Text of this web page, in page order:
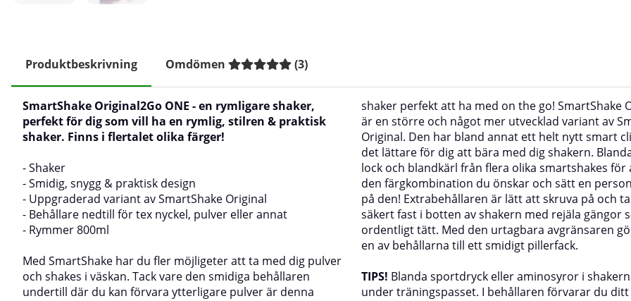
Produktbeskrivning Omdömen (3)
SmartShake Original2Go ONE - en rymligare shaker,
perfekt för dig som vill ha en rymlig, stilren & praktisk
shaker. Finns i flertalet olika färger!
- Shaker
- Smidig, snygg & praktisk design
- Uppgraderad variant av SmartShake Original
- Behållare nedtill för tex nyckel, pulver eller annat
- Rymmer 800ml
Med SmartShake har du fler möjligeter att ta med dig pulver
och shakes i väskan. Tack vare den smidiga behållaren
undertill där du kan förvara ytterligare pulver är denna
shaker perfekt att ha med on the go! SmartShake
är en större och något mer utvecklad variant av
Original. Den har bland annat ett helt nytt smart
det lättare för dig att bära med dig shakern.
lock och blandkärl från flera olika smartshakes för
den färgkombination du önskar och sätt en
på den! Extrabehållaren är lätt att skruva på och
säkert fast i botten av shakern med rejäla gängor
ordentligt tätt. Med den urtagbara avgränsaren
en av behållarna till ett smidigt pillerfack.
TIPS! Blanda sportdryck eller aminosyror i
under träningspasset. I behållaren förvarar du ditt